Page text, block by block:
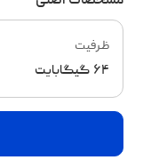
ظرفیت
۶۴ گیگابایت